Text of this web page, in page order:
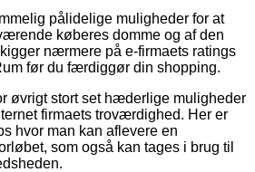
pålidelige muligheder for at
køberes domme og af den
nærmere på e-firmaets ratings
før du færdiggør din shopping.
øvrigt stort set hæderlige muligheder
firmaets troværdighed. Her er
hvor man kan aflevere en
som også kan tages i brug til